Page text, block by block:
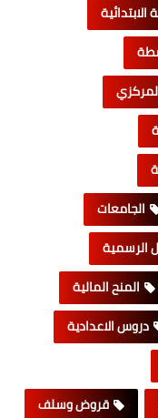
الابتدائية
الجامعات
الرسمية
المنح المالية
دروس الاعدادية
قروض وسلف